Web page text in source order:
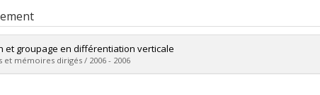
et groupage en différentiation verticale
et mémoires dirigés / 2006 - 2006